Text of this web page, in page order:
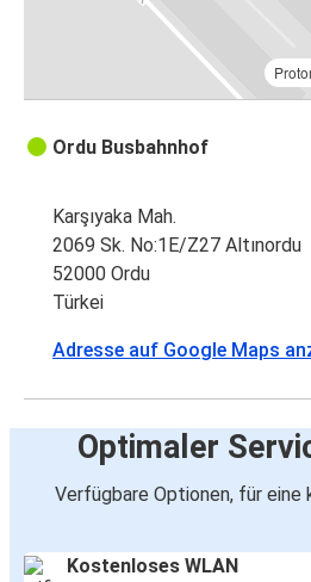
Ordu Busbahnhof
Karşıyaka Mah.
2069 Sk. No:1E/Z27 Altınordu
52000 Ordu
Türkei
Adresse auf Google Maps
Optimaler
Verfügbare Optionen, für
Kostenloses WLAN